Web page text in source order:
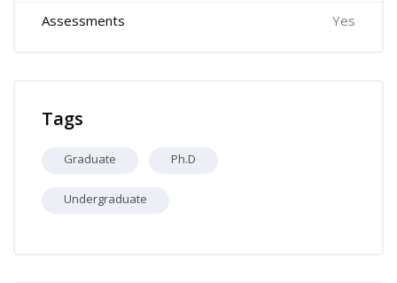
Assessments Yes
Tags
Graduate Ph.D
Undergraduate